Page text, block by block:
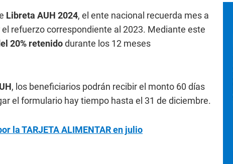
Libreta AUH 2024, el ente nacional recuerda mes a
refuerzo correspondiente al 2023. Mediante este
20% retenidodurante los 12 meses
, los beneficiarios podrán recibir el monto 60 días
el formulario hay tiempo hasta el 31 de diciembre.
la TARJETA ALIMENTAR en julio